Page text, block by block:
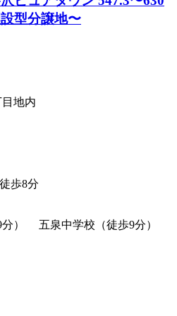
型分譲地〜
地内
歩8分
分） 五泉中学校（徒歩9分）